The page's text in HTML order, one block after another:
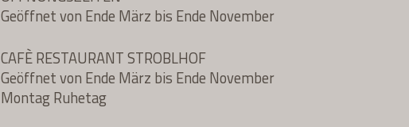
Geöffnet von Ende März bis Ende November
CAFÈ RESTAURANT STROBLHOF
Geöffnet von Ende März bis Ende November
Montag Ruhetag